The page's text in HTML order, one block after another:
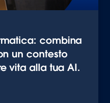
combina
un contesto
vita alla tua AI.